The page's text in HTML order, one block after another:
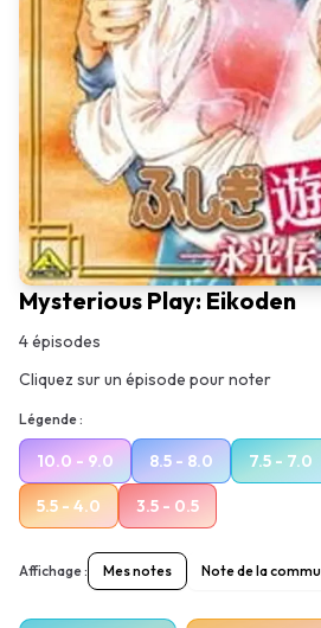
Mysterious Play: Eikoden
4épisodes
Cliquez sur un épisode pour noter
Légende :
10.0 - 9.0 8.5 - 8.0 7.5 - 7.0
5.5 - 4.0 3.5 - 0.5
Affichage : Mes notes Note de la